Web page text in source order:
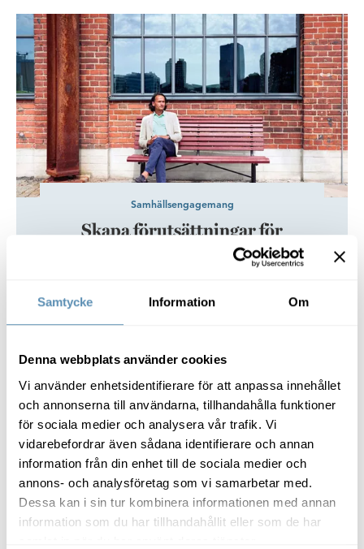
Samtycke Information Om
Denna webbplats använder cookies
Vi använder enhetsidentifierare för att anpassa innehållet
och annonserna till användarna, tillhandahålla funktioner
för sociala medier och analysera vår trafik. Vi
vidarebefordrar även sådana identifierare och annan
information från din enhet till de sociala medier och
annons- och analysföretag som vi samarbetar med.
Dessa kan i sin tur kombinera informationen med annan
information som du har tillhandahållit eller som de har
Skapa förutsättningar för tillväxt i Öresundsregionen
Samhällsengagemang
Skapa förutsättningar för
tillväxt i Öresundsregionen
saker som är så spännande som att få vara med och
utveckla framtidens städer, inte minst för att det
regionens utveckling. Allt hänger ihop. Genom
Wihlborgs rätt förutsättningar för alla olika kunder.
Mindpark höjer upplevelsen i Wihlborgs nya kontorshus